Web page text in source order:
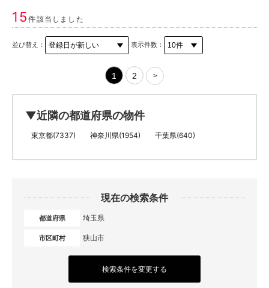
15件該当しました
並び替え： 表示件数：
1 2 >
▼近隣の都道府県の物件
東京都(7337) 神奈川県(1954) 千葉県(640)
現在の検索条件
都道府県 埼玉県
市区町村 狭山市
検索条件を変更する